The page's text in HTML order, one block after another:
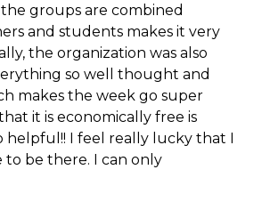
groups are combined
and students makes it very
the organization was also
so well thought and
makes the week go super
it is economically free is
helpful!! I feel really lucky that I
be there. I can only